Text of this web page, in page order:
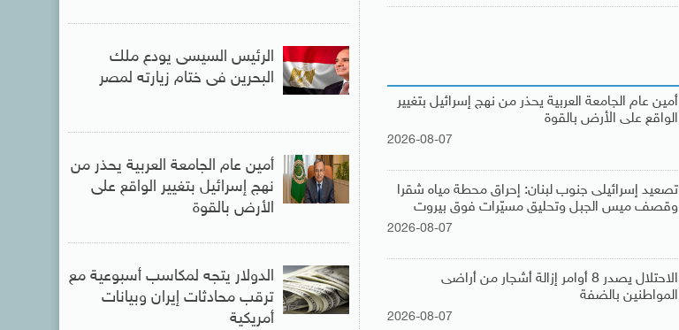
أمين عام الجامعة العربية يحذر من نهج إسرائيل بتغيير
الواقع على الأرض بالقوة
2026-08-07
تصعيد إسرائيلى جنوب لبنان: إحراق محطة مياه شقرا
وقصف ميس الجبل وتحليق مسيّرات فوق بيروت
2026-08-07
الاحتلال يصدر 8 أوامر إزالة أشجار من أراضى
المواطنين بالضفة
2026-08-07
الرئيس السيسى يودع ملك
البحرين فى ختام زيارته لمصر
أمين عام الجامعة العربية يحذر من
نهج إسرائيل بتغيير الواقع على
الأرض بالقوة
الدولار يتجه لمكاسب أسبوعية مع
ترقب محادثات إيران وبيانات
أمريكية